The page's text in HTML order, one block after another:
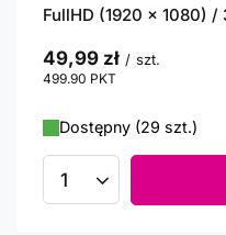
FullHD (1920 x 1080)
49,99 zł / szt.
499.90 PKT
Dostępny (29 szt.)
Ilość produktów